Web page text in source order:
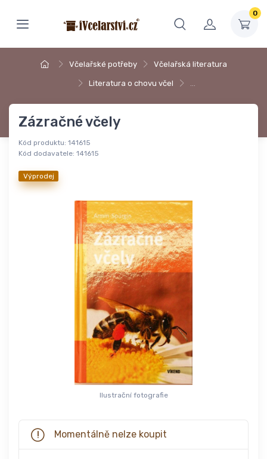
0
Včelařské potřeby Včelařská literatura
Literatura o chovu včel …
Zázračné včely
Kód produktu: 141615
Kód dodavatele: 141615
Výprodej
Ilustrační fotografie
Momentálně nelze koupit